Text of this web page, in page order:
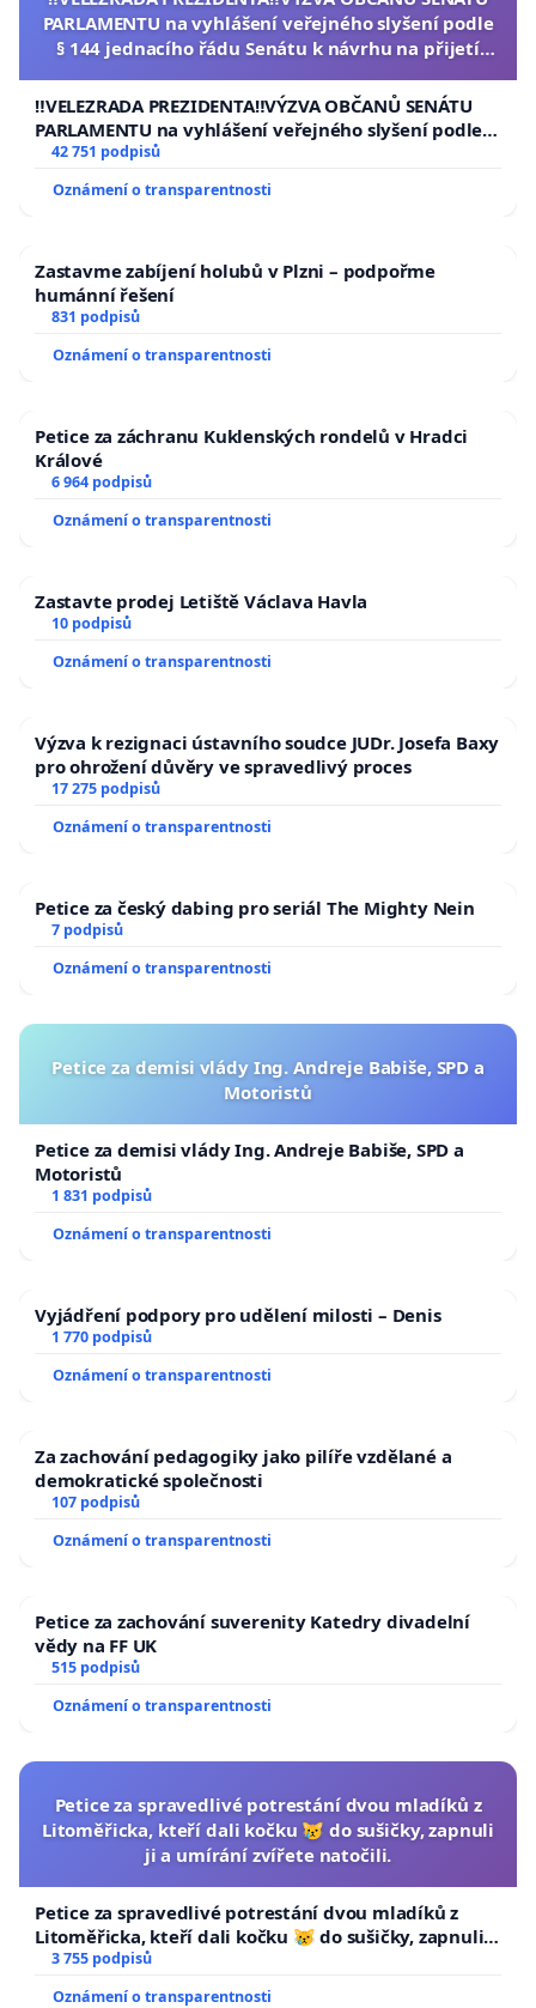
PARLAMENTU na vyhlášení veřejného slyšení podle
§ 144 jednacího řádu Senátu k návrhu na přijetí
republiky
‼️VELEZRADA PREZIDENTA‼️VÝZVA OBČANŮ SENÁTU
PARLAMENTU na vyhlášení veřejného slyšení podle §
144 jednacího řádu Senátu k návrhu na přijetí
republiky
42 751 podpisů
Oznámení o transparentnosti
Zastavme zabíjení holubů v Plzni – podpořme
humánní řešení
831 podpisů
Oznámení o transparentnosti
Petice za záchranu Kuklenských rondelů v Hradci
Králové
6 964 podpisů
Oznámení o transparentnosti
Zastavte prodej Letiště Václava Havla
10 podpisů
Oznámení o transparentnosti
Výzva k rezignaci ústavního soudce JUDr. Josefa Baxy
pro ohrožení důvěry ve spravedlivý proces
17 275 podpisů
Oznámení o transparentnosti
Petice za český dabing pro seriál The Mighty Nein
7 podpisů
Oznámení o transparentnosti
Petice za demisi vlády Ing. Andreje Babiše, SPD a
Motoristů
Petice za demisi vlády Ing. Andreje Babiše, SPD a
Motoristů
1 831 podpisů
Oznámení o transparentnosti
Vyjádření podpory pro udělení milosti – Denis
1 770 podpisů
Oznámení o transparentnosti
Za zachování pedagogiky jako pilíře vzdělané a
demokratické společnosti
107 podpisů
Oznámení o transparentnosti
Petice za zachování suverenity Katedry divadelní
vědy na FF UK
515 podpisů
Oznámení o transparentnosti
Petice za spravedlivé potrestání dvou mladíků z
Litoměřicka, kteří dali kočku 😿 do sušičky, zapnuli
ji a umírání zvířete natočili.
Petice za spravedlivé potrestání dvou mladíků z
Litoměřicka, kteří dali kočku 😿 do sušičky, zapnuli ji
a umírání zvířete natočili.
3 755 podpisů
Oznámení o transparentnosti